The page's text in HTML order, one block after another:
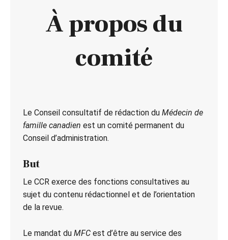
À propos du
comité
Le Conseil consultatif de rédaction du Médecin de
famille canadien est un comité permanent du
Conseil d’administration.
But
Le CCR exerce des fonctions consultatives au
sujet du contenu rédactionnel et de l’orientation
de la revue.
Le mandat du MFC est d’être au service des